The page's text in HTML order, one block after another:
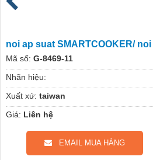
noi ap suat SMARTCOOKER/
Mã số: G-8469-11
Nhãn hiệu:
Xuất xứ: taiwan
Giá: Liên hệ
EMAIL MUA HÀNG